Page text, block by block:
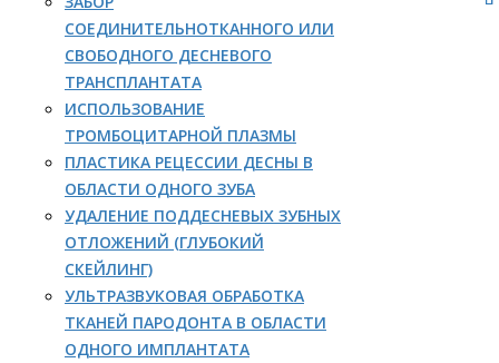
СОЕДИНИТЕЛЬНОТКАННОГО ИЛИ
СВОБОДНОГО ДЕСНЕВОГО
ТРАНСПЛАНТАТА
ИСПОЛЬЗОВАНИЕ
ТРОМБОЦИТАРНОЙ ПЛАЗМЫ
ПЛАСТИКА РЕЦЕССИИ ДЕСНЫ В
ОБЛАСТИ ОДНОГО ЗУБА
УДАЛЕНИЕ ПОДДЕСНЕВЫХ ЗУБНЫХ
ОТЛОЖЕНИЙ (ГЛУБОКИЙ
СКЕЙЛИНГ)
УЛЬТРАЗВУКОВАЯ ОБРАБОТКА
ТКАНЕЙ ПАРОДОНТА В ОБЛАСТИ
ОДНОГО ИМПЛАНТАТА